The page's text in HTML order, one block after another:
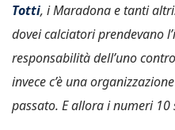
Totti, i Maradona e tanti
dovei calciatori prendevano
responsabilità dell’uno
invece c’è una
passato. E allora i numeri 10